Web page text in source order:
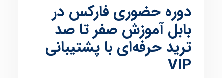
دوره حضوری فارکس در
بابل آموزش صفر تا صد
ترید حرفه‌ای با پشتیبانی
VIP